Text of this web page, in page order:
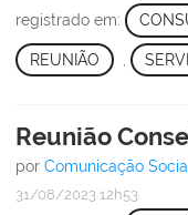
registrado em:
REUNIÃO
Reunião
por Comunicação
31/08/2023 12h53